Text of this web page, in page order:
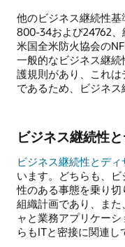
他のビジネス継続性
800-34および24762
米国全米防火協会の
一般的なビジネス継
護規則があり、これ
であるため、ビジネス
ビジネス継続性
ビジネス継続性とディ
います。どちらも、
性のある事態を乗り
組織計画であり、ま
ャと業務アプリケー
らもITと密接に関連し